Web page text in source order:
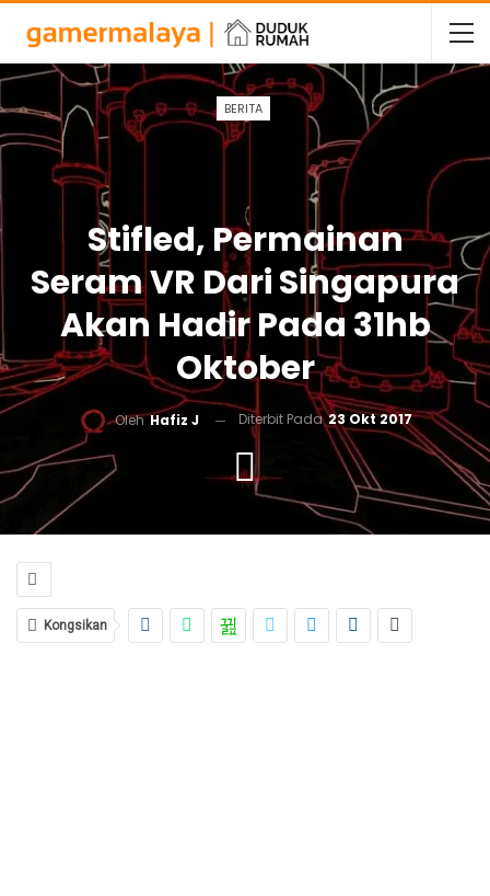
BERITA
Stifled, Permainan
Seram VR Dari Singapura
Akan Hadir Pada 31hb
Oktober
OlehHafiz J Diterbit Pada23 Okt 2017
Kongsikan